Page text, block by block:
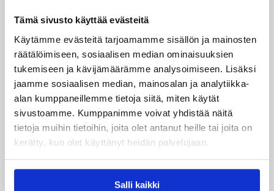
Tämä sivusto käyttää evästeitä
Käytämme evästeitä tarjoamamme sisällön ja mainosten
räätälöimiseen, sosiaalisen median ominaisuuksien
tukemiseen ja kävijämäärämme analysoimiseen. Lisäksi
jaamme sosiaalisen median, mainosalan ja analytiikka-
alan kumppaneillemme tietoja siitä, miten käytät
sivustoamme. Kumppanimme voivat yhdistää näitä
tietoja muihin tietoihin, joita olet antanut heille tai joita on
kerätty, kun olet käyttänyt heidän palvelujaan.
Salli kaikki
Alueet 01.08.2026 16:31
Mikko Salminen BC Nokian
toiminnanjohtajaksi